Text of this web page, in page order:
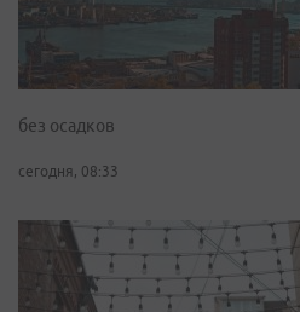
без осадков
сегодня, 08:33